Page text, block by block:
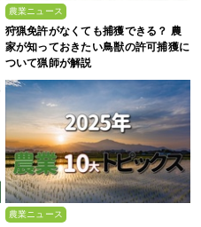
農業ニュース
狩猟免許がなくても捕獲できる？ 農
家が知っておきたい鳥獣の許可捕獲に
ついて猟師が解説
農業ニュース